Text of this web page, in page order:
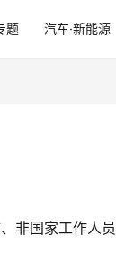
题 汽车·新能源
国家工作人